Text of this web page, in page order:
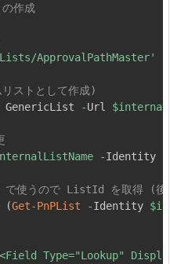
作成
ApprovalPathMaster'
ストとして作成)
GenericList -Url
-Identity
で使うので ListId を取得 (後
(Get-PnPList -Identity
Type="Lookup"